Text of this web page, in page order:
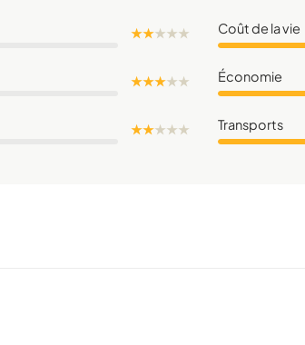
★ ★★★★ Coût de la vie
★ ★ ★★★ Économie
★ ★★★★ Transports